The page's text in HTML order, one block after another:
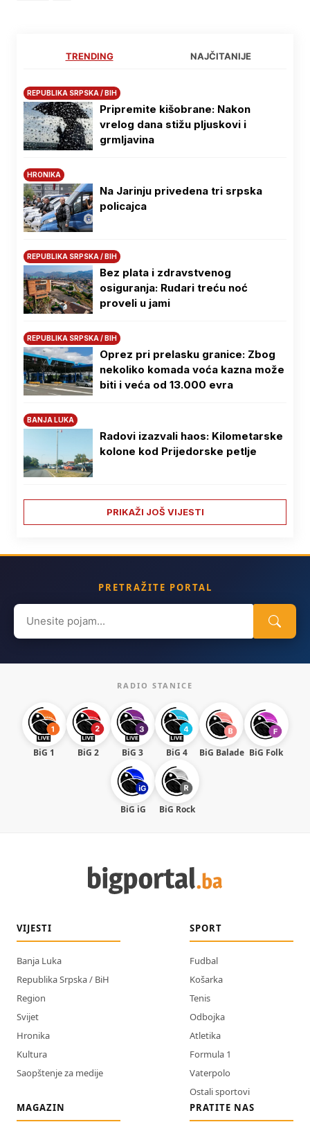
TRENDING NAJČITANIJE
REPUBLIKA SRPSKA / BIH
Pripremite kišobrane: Nakon
vrelog dana stižu pljuskovi i
grmljavina
HRONIKA
Na Јarinju privedena tri srpska
policajca
REPUBLIKA SRPSKA / BIH
Bez plata i zdravstvenog
osiguranja: Rudari treću noć
proveli u jami
REPUBLIKA SRPSKA / BIH
Oprez pri prelasku granice: Zbog
nekoliko komada voća kazna može
biti i veća od 13.000 evra
BANJA LUKA
Radovi izazvali haos: Kilometarske
kolone kod Prijedorske petlje
PRIKAŽI JOŠ VIJESTI
PRETRAŽITE PORTAL
Search
for:
RADIO STANICE
BiG 1 BiG 2 BiG 3 BiG 4 BiG Balade BiG Folk
BiG iG BiG Rock
VIJESTI
Banja Luka
Republika Srpska / BiH
Region
Svijet
Hronika
Kultura
Saopštenje za medije
SPORT
Fudbal
Košarka
Tenis
Odbojka
Atletika
Formula 1
Vaterpolo
Ostali sportovi
MAGAZIN
PRATITE NAS